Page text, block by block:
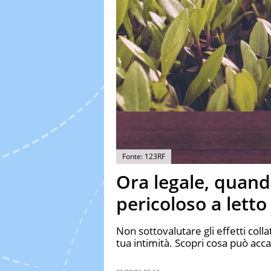
Fonte: 123RF
Ora legale,
pericoloso a letto
Non sottovalutare gli effetti
tua intimità. Scopri cosa può